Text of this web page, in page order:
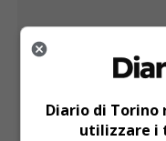
Diario di Torino
utilizzare i